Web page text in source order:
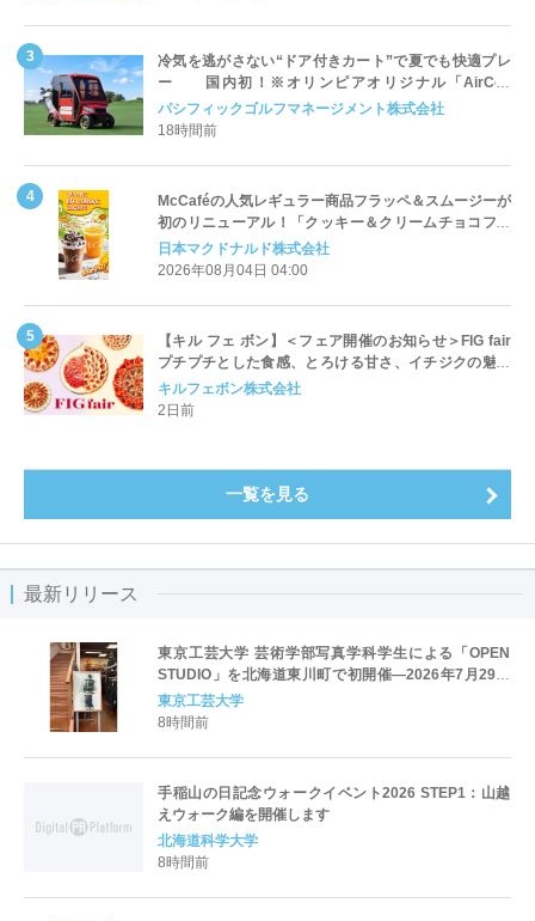
冷気を逃がさない“ドア付きカート”で夏でも快適プレ
ー 国内初！※オリンピアオリジナル「AirCon
Cart（エアコンカート）」導入 | ＰＧＭ
パシフィックゴルフマネージメント株式会社
18時間前
McCaféの人気レギュラー商品フラッペ＆スムージーが
初のリニューアル！「クッキー＆クリームチョコフラ
ッペ」「マンゴースムージー」8月5日（水）から販売
開始
日本マクドナルド株式会社
2026年08月04日 04:00
【キル フェ ボン】＜フェア開催のお知らせ＞FIG fair
プチプチとした食感、とろける甘さ、イチジクの魅力
をたっぷりと。新作を含め、イチジク尽くしの全4種が
登場8月20日（木）スタート
キルフェボン株式会社
2日前
一覧を見る
最新リリース
東京工芸大学 芸術学部写真学科学生による「OPEN
STUDIO」を北海道東川町で初開催―2026年7月29日
（水）から8月23日（日）―
東京工芸大学
8時間前
手稲山の日記念ウォークイベント2026 STEP1：山越
えウォーク編を開催します
北海道科学大学
8時間前